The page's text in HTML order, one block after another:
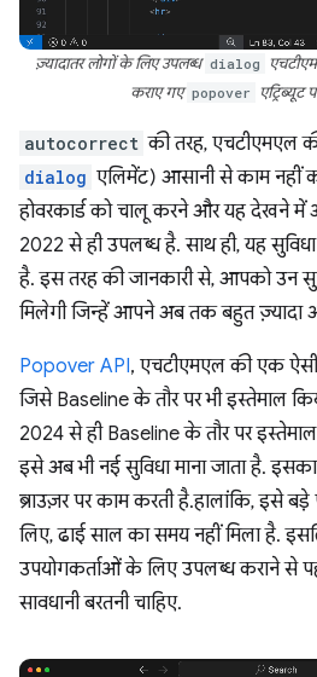
ज़्यादातर लोगों के लिए उपलब्ध dialog
कराए गए popover एट्रिब्यूट
autocorrect की तरह, एचटीएमएल
dialog एलिमेंट) आसानी से काम नहीं
होवरकार्ड को चालू करने और यह देखने में
2022 से ही उपलब्ध है. साथ ही, यह सुविधा
है. इस तरह की जानकारी से, आपको उन
मिलेगी जिन्हें आपने अब तक बहुत ज़्यादा
Popover API, एचटीएमएल की एक ऐसी
जिसे Baseline के तौर पर भी इस्तेमाल
2024 से ही Baseline के तौर पर
इसे अब भी नई सुविधा माना जाता है.
ब्राउज़र पर काम करती है.हालांकि, इसे
लिए, ढाई साल का समय नहीं मिला है.
उपयोगकर्ताओं के लिए उपलब्ध कराने से
सावधानी बरतनी चाहिए.